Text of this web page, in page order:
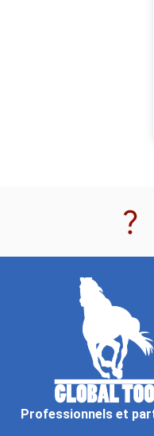
Professionnels et